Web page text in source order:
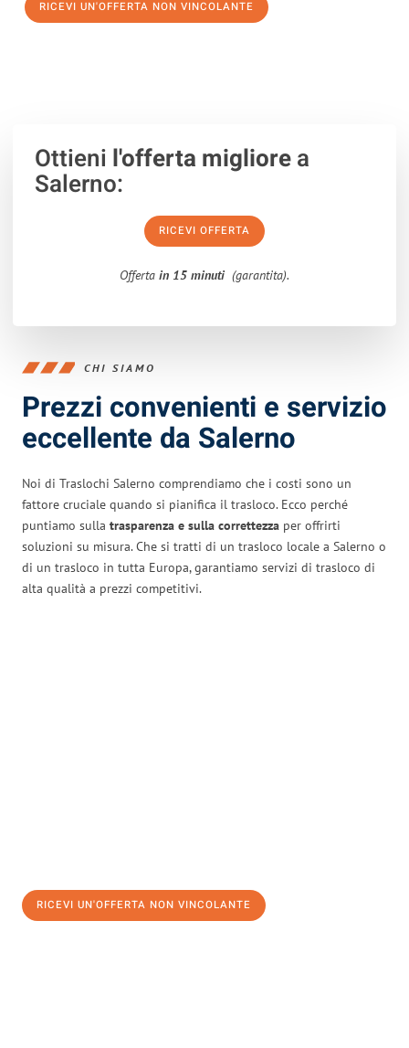
RICEVI UN'OFFERTA NON VINCOLANTE
Ottieni l'offerta migliorea
Salerno:
RICEVI OFFERTA
Offerta in 15 minuti (garantita).
CHI SIAMO
Prezzi convenienti e servizio
eccellente da Salerno
Noi di Traslochi Salerno comprendiamo che i costi sono un
fattore cruciale quando si pianifica il trasloco. Ecco perché
puntiamo sulla trasparenza e sulla correttezza per offrirti
soluzioni su misura. Che si tratti di un trasloco locale a Salerno o
di un trasloco in tutta Europa, garantiamo servizi di trasloco di
alta qualità a prezzi competitivi.
RICEVI UN'OFFERTA NON VINCOLANTE